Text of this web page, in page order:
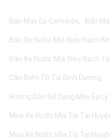
Bán Máy Ép Cam Inox Bán
Bán Xe Nước Mía Siêu Sạch
Bán Xe Nước Mía Siêu Sạch
Cân Điện Tử Tại Bình Dương
Hướng Dẫn Sử Dụng Máy Ép
Mua Xe Nước Mía Tại Tại
Mua Xe Nước Mía Tại Tại